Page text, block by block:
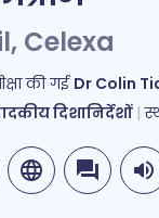
Celexa
की गईDr Colin
दिशानिर्देशों